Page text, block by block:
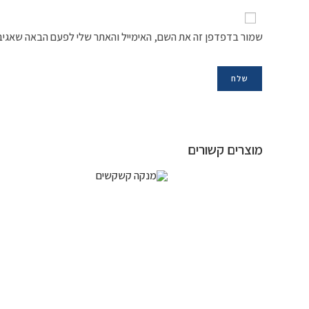
שמור בדפדפן זה את השם, האימייל והאתר שלי לפעם הבאה
מוצרים קשורים